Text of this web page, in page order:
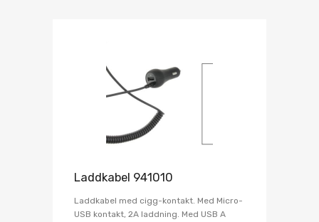
Laddkabel 941010
Laddkabel med cigg-kontakt. Med Micro-
USB kontakt, 2A laddning. Med USB A